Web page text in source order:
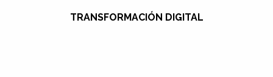
TRANSFORMACIÓN DIGITAL